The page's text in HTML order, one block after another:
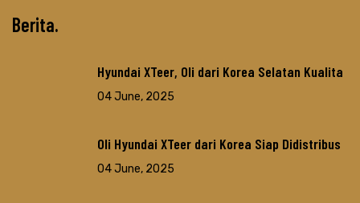
Berita
Hyundai XTeer, Oli dari Korea Selatan Kualita
04 June, 2025
Oli Hyundai XTeer dari Korea Siap Didistribus
04 June, 2025